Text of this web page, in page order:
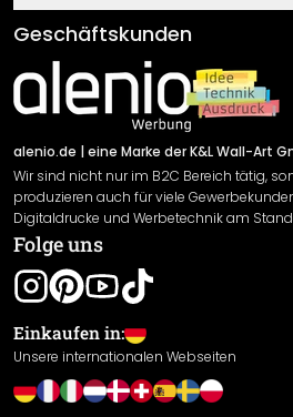
Klebe- und
Newsletter An-/Abmeldung
Sendungsverfolgung
AGB
Impressum
Versand & Zahlung
Rücksendung
Widerrufsrecht
Datenschutzerklärung
Gewährleistung
Leistungserklärung / CE-Zeichen
Cookie Einstellungen
Geschäftskunden
alenio.de | eine Marke der K&L Wall-Art
Wir sind nicht nur im B2C Bereich tätig,
produzieren auch für viele
Digitaldrucke und Werbetechnik am
Folge uns
Einkaufen in:
Unsere internationalen Webseiten